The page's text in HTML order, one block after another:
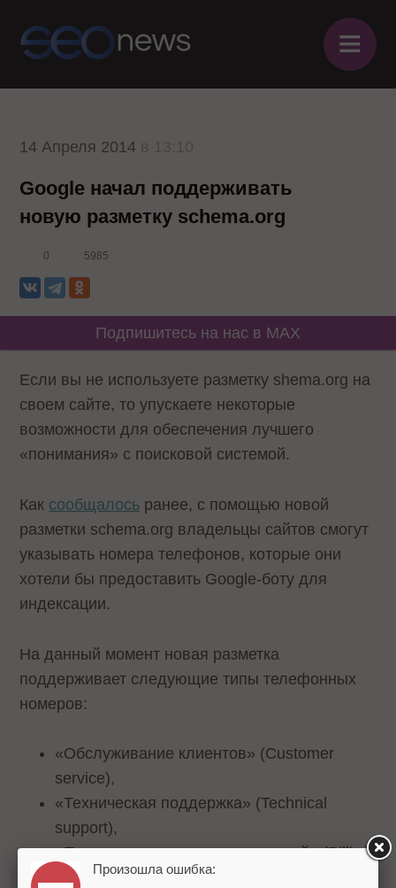
≡
14 Апреля 2014
Google начал поддерживать
новую разметку schema.org
0 5985
Подпишитесь на нас в MAX
Если вы не используете разметку shema.org на
своем сайте, то упускаете некоторые
возможности для обеспечения лучшего
«понимания» с поисковой системой.
Как сообщалось ранее, с помощью новой
разметки schema.org владельцы сайтов смогут
указывать номера телефонов, которые они
хотели бы предоставить Google-боту для
индексации.
На данный момент новая разметка
поддерживает следующие типы телефонных
номеров:
«Обслуживание клиентов» (Customer
service),
«Техническая поддержка» (Technical
support),
«Поддержка платежных операций» (Billing
support),Произошла ошибка: